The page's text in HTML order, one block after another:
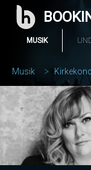
MUSIK
Musik